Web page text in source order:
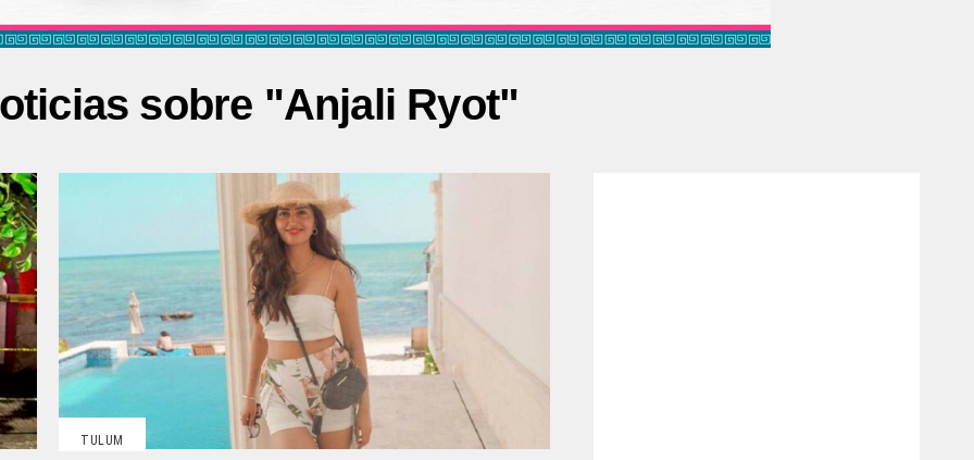
sobre "Anjali Ryot"
TULUM